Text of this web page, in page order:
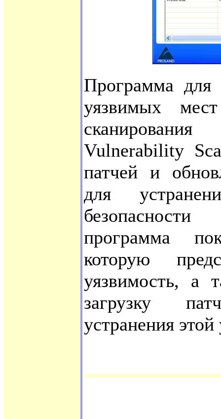
Программа
уязвимых
Vulnerability
патчей и
для
программа
которую
уязвимость, а
загрузку
устранения